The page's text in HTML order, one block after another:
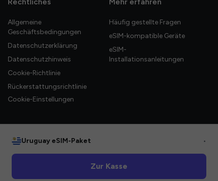
Allgemeine
Geschäftsbedingungen
Datenschutzerklärung
Datenschutzhinweis
Cookie-Richtlinie
Rückerstattungsrichtlinie
Cookie-Einstellungen
Häufig gestellte Fragen
eSIM-kompatible Geräte
eSIM-
Installationsanleitungen
Uruguay eSIM-Paket •
Zur Kasse